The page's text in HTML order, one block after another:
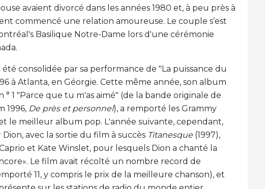
avaient divorcé dans les années 1980 et, à peu près à
commencé une relation amoureuse. Le couple s’est
Basilique Notre-Dame lors d'une cérémonie
consolidée par sa performance de "La puissance du
à Atlanta, en Géorgie. Cette même année, son album
° 1 "Parce que tu m'as aimé" (de la bande originale de
1996, De près et personnel), a remporté les Grammy
le meilleur album pop. L'année suivante, cependant,
avec la sortie du film à succès Titanesque(1997),
et Kate Winslet, pour lesquels Dion a chanté la
Le film avait récolté un nombre record de
11, y compris le prix de la meilleure chanson), et